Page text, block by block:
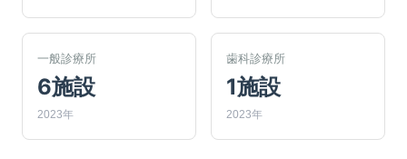
一般診療所
6施設
2023年
歯科診療所
1施設
2023年